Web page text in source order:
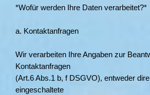
*Wofür werden Ihre Daten verarbeitet?*
a. Kontaktanfragen
Wir verarbeiten Ihre Angaben zur
Kontaktanfragen
(Art.6 Abs.1 b, f DSGVO), entweder
eingeschaltete